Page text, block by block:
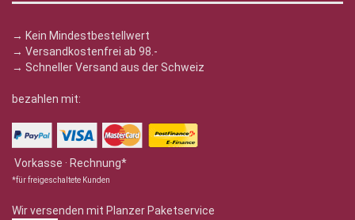
→ Kein Mindestbestellwert
→ Versandkostenfrei ab 98.-
→ Schneller Versand aus der Schweiz
bezahlen mit:
Vorkasse · Rechnung*
*für freigeschaltete Kunden
Wir versenden mit Planzer Paketservice